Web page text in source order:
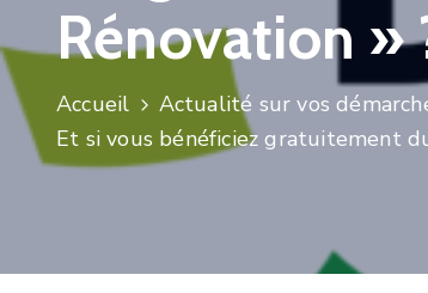
Rénovation »
Accueil
Actualité sur vos
Et si vous bénéficiez gratuitement